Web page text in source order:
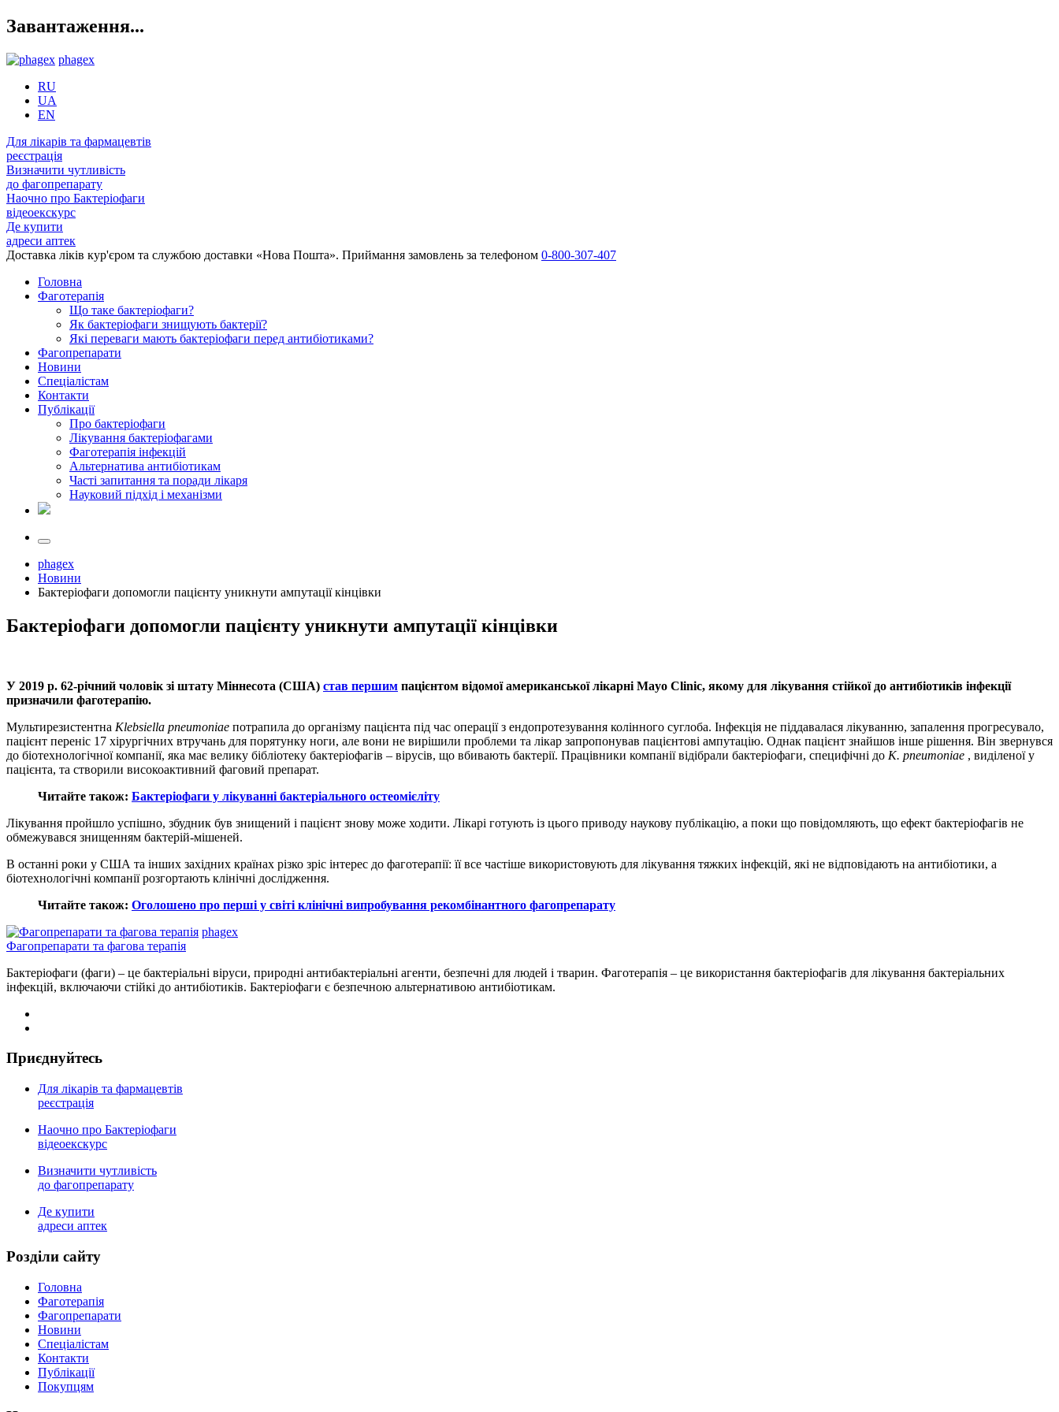
Завантаження...
phagex
RU
UA
EN
Для лікарів та фармацевтів
реєстрація
Визначити чутливість
до фагопрепарату
Наочно про Бактеріофаги
відеоекскурс
Де купити
адреси аптек
Доставка ліків кур'єром та службою доставки «Нова Пошта». Приймання замовлень за телефоном 0-800-307-407
Головна
Фаготерапія
Що таке бактеріофаги?
Як бактеріофаги знищують бактерії?
Які переваги мають бактеріофаги перед антибіотиками?
Фагопрепарати
Новини
Спеціалістам
Контакти
Публікації
Про бактеріофаги
Лікування бактеріофагами
Фаготерапія інфекцій
Альтернатива антибіотикам
Часті запитання та поради лікаря
Науковий підхід і механізми
phagex
Новини
Бактеріофаги допомогли пацієнту уникнути ампутації кінцівки
Бактеріофаги допомогли пацієнту уникнути ампутації кінцівки
У 2019 р. 62-річний чоловік зі штату Міннесота (США) став першим пацієнтом відомої американської лікарні Mayo Clinic, якому для лікування стійкої до антибіотиків інфекції
призначили фаготерапію.
Мультирезистентна Klebsiella pneumoniae потрапила до організму пацієнта під час операції з ендопротезування колінного суглоба. Інфекція не піддавалася лікуванню, запалення прогресувало,
пацієнт переніс 17 хірургічних втручань для порятунку ноги, але вони не вирішили проблеми та лікар запропонував пацієнтові ампутацію. Однак пацієнт знайшов інше рішення. Він звернувся
до біотехнологічної компанії, яка має велику бібліотеку бактеріофагів – вірусів, що вбивають бактерії. Працівники компанії відібрали бактеріофаги, специфічні до K. pneumoniae , виділеної у
пацієнта, та створили високоактивний фаговий препарат.
Читайте також: Бактеріофаги у лікуванні бактеріального остеомієліту
Лікування пройшло успішно, збудник був знищений і пацієнт знову може ходити. Лікарі готують із цього приводу наукову публікацію, а поки що повідомляють, що ефект бактеріофагів не
обмежувався знищенням бактерій-мішеней.
В останні роки у США та інших західних країнах різко зріс інтерес до фаготерапії: її все частіше використовують для лікування тяжких інфекцій, які не відповідають на антибіотики, а
біотехнологічні компанії розгортають клінічні дослідження.
Читайте також: Оголошено про перші у світі клінічні випробування рекомбінантного фагопрепарату
phagex
Фагопрепарати та фагова терапія
Бактеріофаги (фаги) – це бактеріальні віруси, природні антибактеріальні агенти, безпечні для людей і тварин. Фаготерапія – це використання бактеріофагів для лікування бактеріальних
інфекцій, включаючи стійкі до антибіотиків. Бактеріофаги є безпечною альтернативою антибіотикам.
Приєднуйтесь
Для лікарів та фармацевтів
реєстрація
Наочно про Бактеріофаги
відеоекскурс
Визначити чутливість
до фагопрепарату
Де купити
адреси аптек
Роздiли сайту
Головна
Фаготерапія
Фагопрепарати
Новини
Спеціалістам
Контакти
Публікації
Покупцям